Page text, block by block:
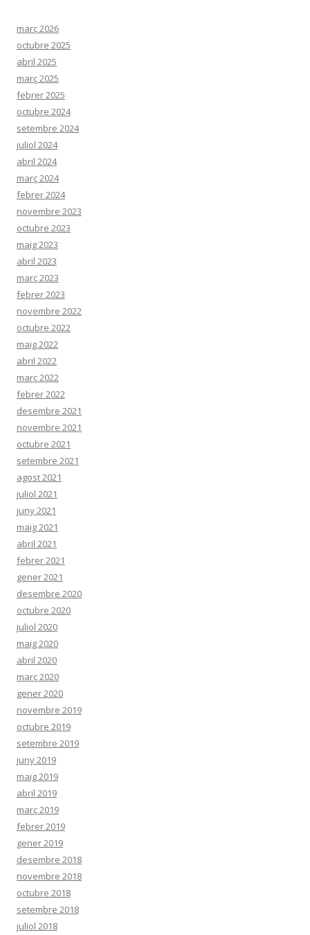
març 2026
octubre 2025
abril 2025
març 2025
febrer 2025
octubre 2024
setembre 2024
juliol 2024
abril 2024
març 2024
febrer 2024
novembre 2023
octubre 2023
maig 2023
abril 2023
març 2023
febrer 2023
novembre 2022
octubre 2022
maig 2022
abril 2022
març 2022
febrer 2022
desembre 2021
novembre 2021
octubre 2021
setembre 2021
agost 2021
juliol 2021
juny 2021
maig 2021
abril 2021
febrer 2021
gener 2021
desembre 2020
octubre 2020
juliol 2020
maig 2020
abril 2020
març 2020
gener 2020
novembre 2019
octubre 2019
setembre 2019
juny 2019
maig 2019
abril 2019
març 2019
febrer 2019
gener 2019
desembre 2018
novembre 2018
octubre 2018
setembre 2018
juliol 2018